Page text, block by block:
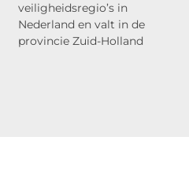
veiligheidsregio’s in
Nederland en valt in de
provincie Zuid-Holland